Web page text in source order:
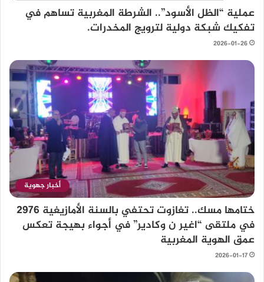
عملية “الظل الأسود”.. الشرطة المغربية تساهم في
تفكيك شبكة دولية لترويج المخدرات.
2026-01-26
أخبار جهوية
ختامها مسك.. تغازوت تحتفي بالسنة الأمازيغية 2976
في ملتقى “اغير ن وكادير” في أجواء بهيجة تعكس
عمق الهوية المغربية
2026-01-17